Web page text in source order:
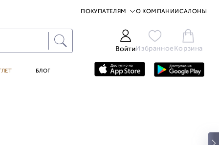
ПОКУПАТЕЛЯМ О КОМПАНИИ САЛОНЫ
ВойтиИзбранное Корзина
БЛОГ